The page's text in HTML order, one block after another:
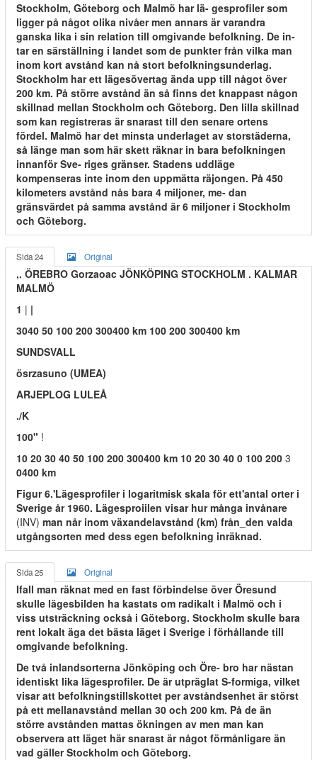
Stockholm, Göteborg och Malmö har lä- gesprofiler som
ligger på något olika nivåer men annars är varandra
ganska lika i sin relation till omgivande befolkning. De in-
tar en särställning i landet som de punkter från vilka man
inom kort avstånd kan nå stort befolkningsunderlag.
Stockholm har ett lägesövertag ända upp till något över
200 km. På större avstånd än så finns det knappast någon
skillnad mellan Stockholm och Göteborg. Den lilla skillnad
som kan registreras är snarast till den senare ortens
fördel. Malmö har det minsta underlaget av storstäderna,
så länge man som här skett räknar in bara befolkningen
innanför Sve- riges gränser. Stadens uddläge
kompenseras inte inom den uppmätta räjongen. På 450
kilometers avstånd nås bara 4 miljoner, me- dan
gränsvärdet på samma avstånd är 6 miljoner i Stockholm
och Göteborg.
Sida 24 Original
,. ÖREBRO Gorzaoac JÖNKÖPING STOCKHOLM . KALMAR
MALMÖ
1 | |
3040 50 100 200 300400 km 100 200 300400 km
SUNDSVALL
ösrzasuno (UMEA)
ARJEPLOG LULEÅ
./K
100" !
10 20 30 40 50 100 200 300400 km 10 20 30 40 0 100 200 3
0400 km
Figur 6.'Lägesprofiler i logaritmisk skala för ett'antal orter i
Sverige år 1960. Lägesproiilen visar hur många invånare
(INV) man når inom växandelavstånd (km) från_den valda
utgångsorten med dess egen befolkning inräknad.
Sida 25 Original
Ifall man räknat med en fast förbindelse över Öresund
skulle lägesbilden ha kastats om radikalt i Malmö och i
viss utsträckning också i Göteborg. Stockholm skulle bara
rent lokalt äga det bästa läget i Sverige i förhållande till
omgivande befolkning.
De två inlandsorterna Jönköping och Öre- bro har nästan
identiskt lika lägesprofiler. De är utpräglat S-formiga, vilket
visar att befolkningstillskottet per avståndsenhet är störst
på ett mellanavstånd mellan 30 och 200 km. På de än
större avstånden mattas ökningen av men man kan
observera att läget här snarast är något förmånligare än
vad gäller Stockholm och Göteborg.